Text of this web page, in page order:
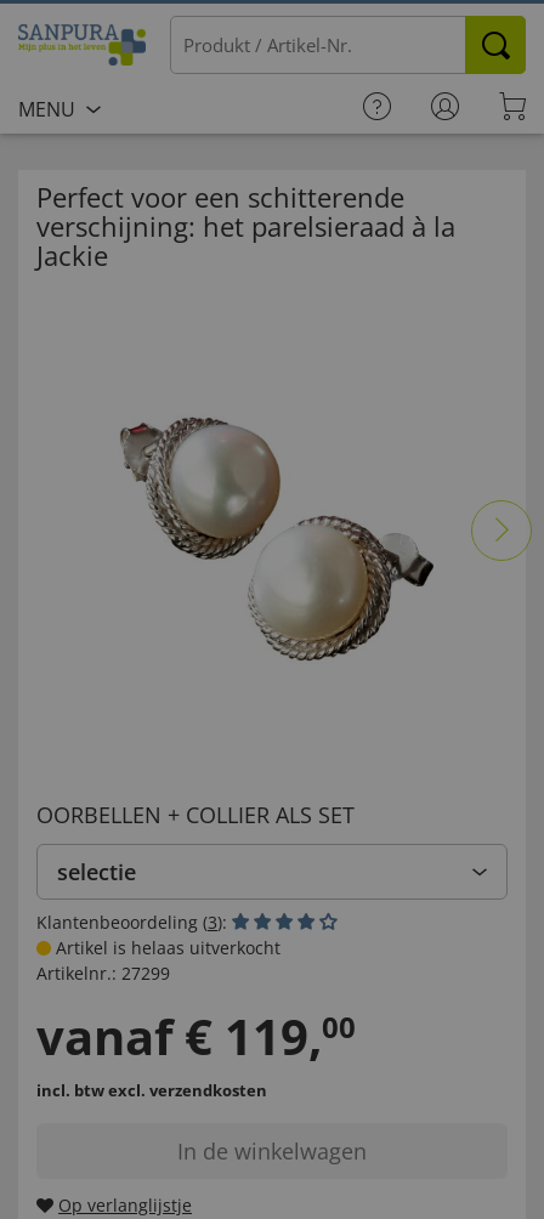
MENU
Perfect voor een schitterende
verschijning: het parelsieraad à la
Jackie
OORBELLEN + COLLIER ALS SET
selectie
Klantenbeoordeling (3):
Artikel is helaas uitverkocht
Artikelnr.: 27299
vanaf € 119,00
incl. btwexcl. verzendkosten
In de winkelwagen
Op verlanglijstje